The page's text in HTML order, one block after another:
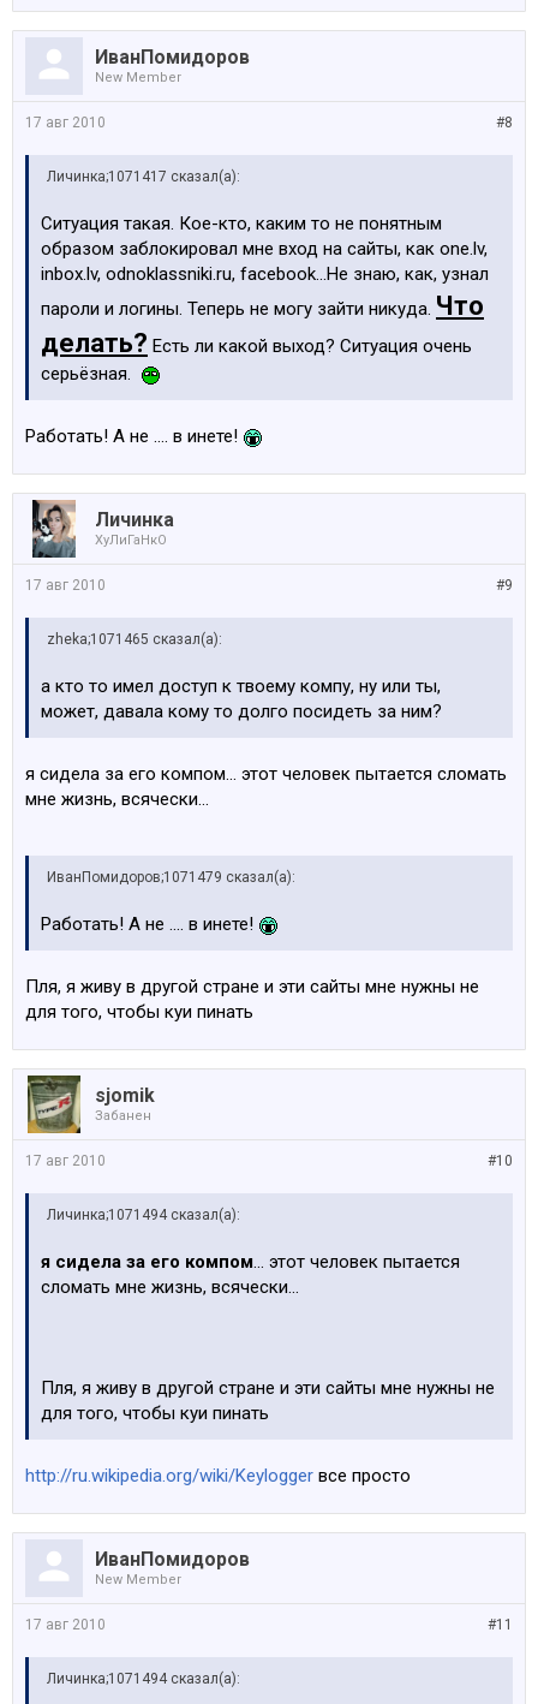
ИванПомидоров
New Member
#8
17 авг 2010
Личинка;1071417 сказал(а):
Ситуация такая. Кое-кто, каким то не понятным
образом заблокировал мне вход на сайты, как one.lv,
inbox.lv, odnoklassniki.ru, facebook...Не знаю, как, узнал
пароли и логины. Теперь не могу зайти никуда. Что
делать? Есть ли какой выход? Ситуация очень
серьёзная.
Работать! А не .... в инете!
Личинка
ХуЛиГаНкО
#9
17 авг 2010
zheka;1071465 сказал(а):
а кто то имел доступ к твоему компу, ну или ты,
может, давала кому то долго посидеть за ним?
я сидела за его компом... этот человек пытается сломать
мне жизнь, всячески...
ИванПомидоров;1071479 сказал(а):
Работать! А не .... в инете!
Пля, я живу в другой стране и эти сайты мне нужны не
для того, чтобы куи пинать
sjomik
Забанен
#10
17 авг 2010
Личинка;1071494 сказал(а):
я сидела за его компом... этот человек пытается
сломать мне жизнь, всячески...
Пля, я живу в другой стране и эти сайты мне нужны не
для того, чтобы куи пинать
http://ru.wikipedia.org/wiki/Keylogger все просто
ИванПомидоров
New Member
#11
17 авг 2010
Личинка;1071494 сказал(а):